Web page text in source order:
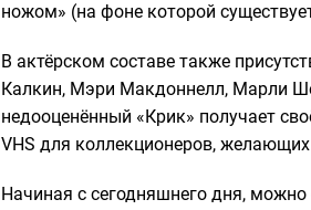
ножом» (на фоне которой
В актёрском составе также
Калкин, Мэри Макдоннелл, Марли
недооценённый «Крик» получает
VHS для коллекционеров,
Начиная с сегодняшнего дня,